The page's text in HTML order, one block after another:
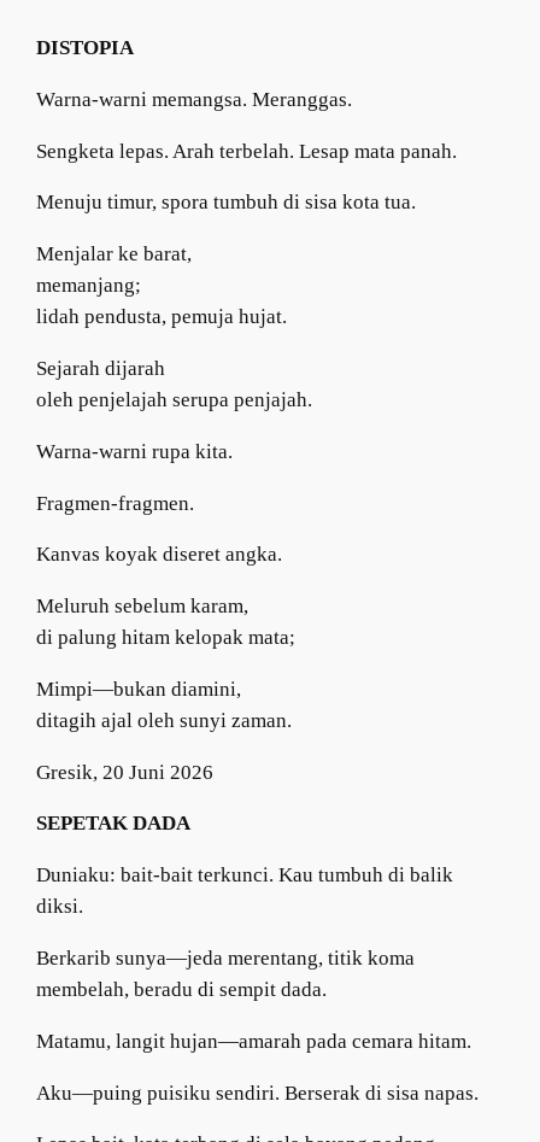
DISTOPIA
Warna-warni memangsa. Meranggas.
​Sengketa lepas. Arah terbelah. Lesap mata panah.
​Menuju timur, spora tumbuh di sisa kota tua.
Menjalar ke barat,
memanjang;
lidah pendusta, pemuja hujat.
Sejarah dijarah
oleh penjelajah serupa penjajah.
​Warna-warni rupa kita.
Fragmen-fragmen.
Kanvas koyak diseret angka.
​Meluruh sebelum karam,
di palung hitam kelopak mata;
Mimpi—bukan diamini,
ditagih ajal oleh sunyi zaman.
Gresik, 20 Juni 2026
SEPETAK DADA
Duniaku: bait-bait terkunci. Kau tumbuh di balik
diksi.
Berkarib sunya—jeda merentang, titik koma
membelah, beradu di sempit dada.
​Matamu, langit hujan—amarah pada cemara hitam.
Aku—puing puisiku sendiri. Berserak di sisa napas.